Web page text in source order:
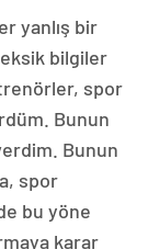
yanlış bir
bilgiler
spor
Bunun
Bunun
spor
bu yöne
karar